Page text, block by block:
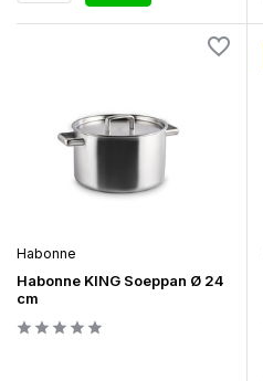
Habonne
Habonne KING Soeppan Ø 24
cm